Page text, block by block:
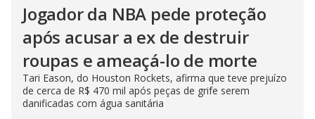
Jogador da NBA pede proteção
após acusar a ex de destruir
roupas e ameaçá-lo de morte
Tari Eason, do Houston Rockets, afirma que teve prejuízo
de cerca de R$ 470 mil após peças de grife serem
danificadas com água sanitária